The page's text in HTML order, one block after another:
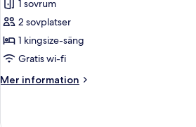
säng
foton
för
Accessible
room,
1
king
1 sovrum
2 sovplatser
1 kingsize-säng
Gratis wi-fi
Mer information
Mer